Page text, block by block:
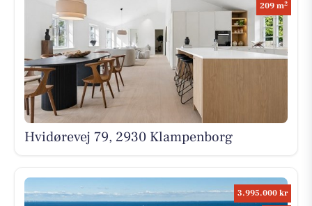
209 m2
Hvidørevej 79, 2930 Klampenborg
3.995.000 kr